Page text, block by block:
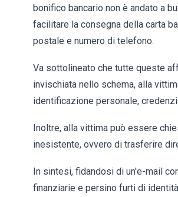
bonifico bancario non è andato a
facilitare la consegna della carta
postale e numero di telefono.
Va sottolineato che tutte queste
invischiata nello schema, alla
identificazione personale,
Inoltre, alla vittima può essere
inesistente, ovvero di trasferire
In sintesi, fidandosi di un'e-mail
finanziarie e persino furti di